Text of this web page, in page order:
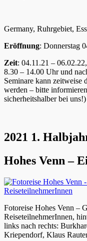
Germany, Ruhrgebiet,
Eröffnung: Donnerstag
Zeit: 04.11.21 –
8.30 – 14.00 Uhr und
Seminare kann zeitweise
werden – bitte
sicherheitshalber bei uns!)
2021 1.
Hohes Venn –
Fotoreise Hohes Venn –
ReiseteilnehmerInnen,
links nach rechts:
Kriependorf, Klaus